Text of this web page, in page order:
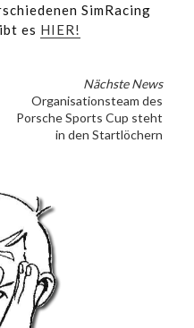
SimRacing
es HIER!
Nächste News
Organisationsteam des
Porsche Sports Cup steht
in den Startlöchern